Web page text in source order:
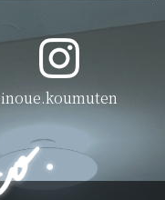
inoue.koumuten